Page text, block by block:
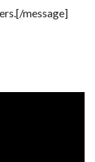
message]